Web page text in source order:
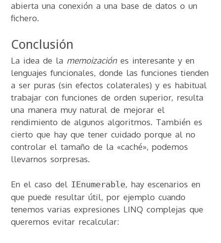
abierta una conexión a una base de datos o un
fichero.
Conclusión
La idea de la memoizaciónes interesante y en
lenguajes funcionales, donde las funciones tienden
a ser puras (sin efectos colaterales) y es habitual
trabajar con funciones de orden superior, resulta
una manera muy natural de mejorar el
rendimiento de algunos algoritmos. También es
cierto que hay que tener cuidado porque al no
controlar el tamaño de la «caché», podemos
llevarnos sorpresas.
En el caso del IEnumerable, hay escenarios en
que puede resultar útil, por ejemplo cuando
tenemos varias expresiones LINQ complejas que
queremos evitar recalcular: